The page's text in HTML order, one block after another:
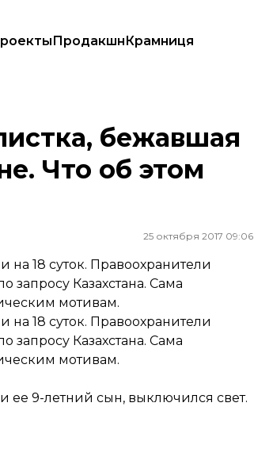
ПродакшнКрамниця
этом известно
бежавшая
Что об этом
25 октября 2017 09:06
на 18 суток. Правоохранители
запросу Казахстана. Сама
мотивам.
на 18 суток. Правоохранители
запросу Казахстана. Сама
мотивам.
ее 9-летний сын, выключился свет.